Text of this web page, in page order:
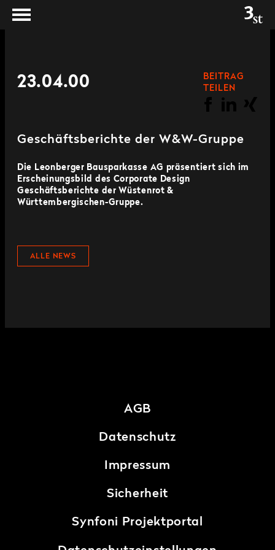
23.04.00
BEITRAG
TEILEN
Geschäftsberichte der W&W-Gruppe
Die Leonberger Bausparkasse AG präsentiert sich im
Erscheinungsbild des Corporate Design
Geschäftsberichte der Wüstenrot &
Württembergischen-Gruppe.
ALLE NEWS
AGB
Datenschutz
Impressum
Sicherheit
Synfoni Projektportal